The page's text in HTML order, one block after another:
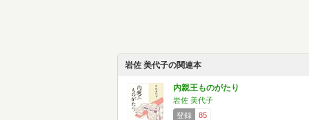
岩佐 美代子の関連本
内親王ものがたり
岩佐 美代子
登録
85